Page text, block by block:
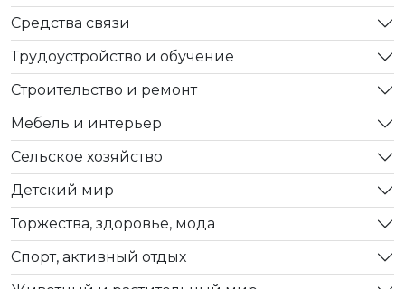
Средства связи
Трудоустройство и обучение
Строительство и ремонт
Мебель и интерьер
Сельское хозяйство
Детский мир
Торжества, здоровье, мода
Спорт, активный отдых